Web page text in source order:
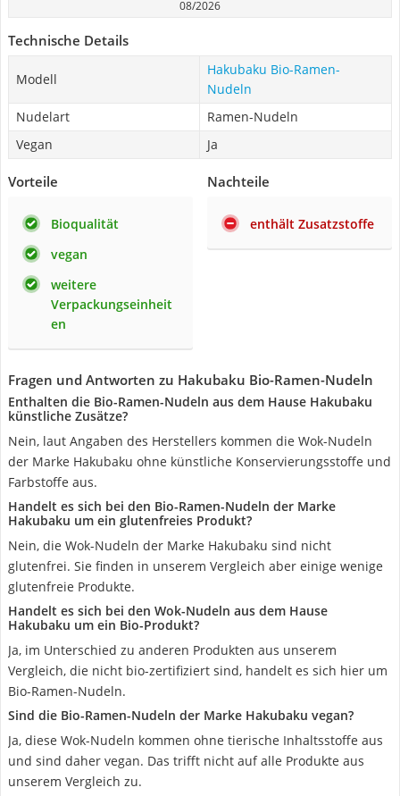
08/2026
Technische Details
Modell
Hakubaku Bio-Ramen-
Nudeln
Nudelart
Ramen-Nudeln
Vegan
Ja
Vorteile
Bioqualität
vegan
weitere
Verpackungseinheit
en
Nachteile
enthält Zusatzstoffe
Fragen und Antworten zu Hakubaku Bio-Ramen-Nudeln
Enthalten die Bio-Ramen-Nudeln aus dem Hause Hakubaku
künstliche Zusätze?
Nein, laut Angaben des Herstellers kommen die Wok-Nudeln
der Marke Hakubaku ohne künstliche Konservierungsstoffe und
Farbstoffe aus.
Handelt es sich bei den Bio-Ramen-Nudeln der Marke
Hakubaku um ein glutenfreies Produkt?
Nein, die Wok-Nudeln der Marke Hakubaku sind nicht
glutenfrei. Sie finden in unserem Vergleich aber einige wenige
glutenfreie Produkte.
Handelt es sich bei den Wok-Nudeln aus dem Hause
Hakubaku um ein Bio-Produkt?
Ja, im Unterschied zu anderen Produkten aus unserem
Vergleich, die nicht bio-zertifiziert sind, handelt es sich hier um
Bio-Ramen-Nudeln.
Sind die Bio-Ramen-Nudeln der Marke Hakubaku vegan?
Ja, diese Wok-Nudeln kommen ohne tierische Inhaltsstoffe aus
und sind daher vegan. Das trifft nicht auf alle Produkte aus
unserem Vergleich zu.